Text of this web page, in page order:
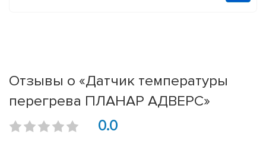
Отзывы о «Датчик температуры
перегрева ПЛАНАР АДВЕРС»
0.0